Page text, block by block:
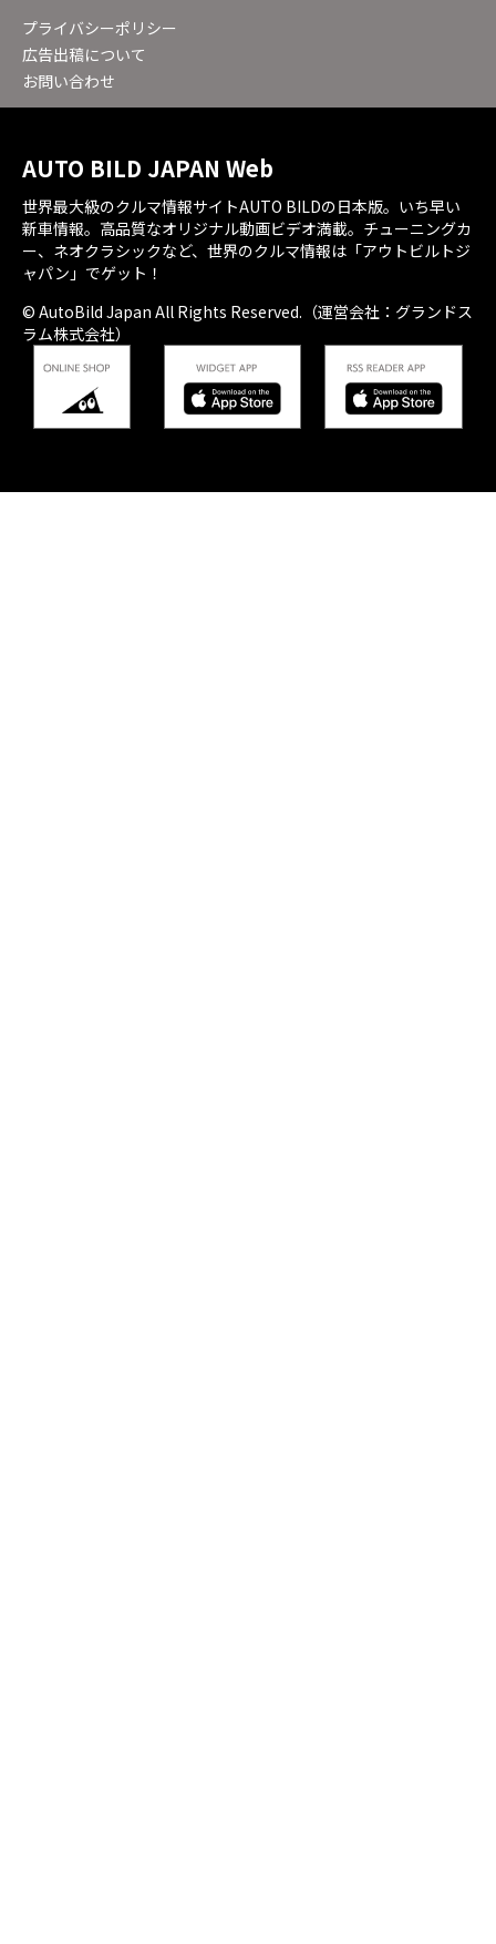
プライバシーポリシー
広告出稿について
お問い合わせ
AUTO BILD JAPAN Web
世界最大級のクルマ情報サイトAUTO BILDの日本版。いち早い
新車情報。高品質なオリジナル動画ビデオ満載。チューニングカ
ー、ネオクラシックなど、世界のクルマ情報は「アウトビルトジ
ャパン」でゲット！
© AutoBild Japan All Rights Reserved.（運営会社：グランドス
ラム株式会社）